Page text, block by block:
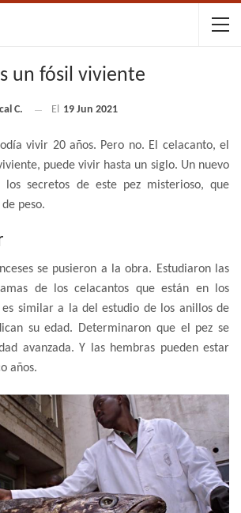
un fósil viviente
C. El 19 Jun 2021
vivir 20 años. Pero no. El celacanto, el
puede vivir hasta un siglo. Un nuevo
los secretos de este pez misterioso, que
peso.
se pusieron a la obra. Estudiaron las
de los celacantos que están en los
es similar a la del estudio de los anillos de
su edad. Determinaron que el pez se
avanzada. Y las hembras pueden estar
años.